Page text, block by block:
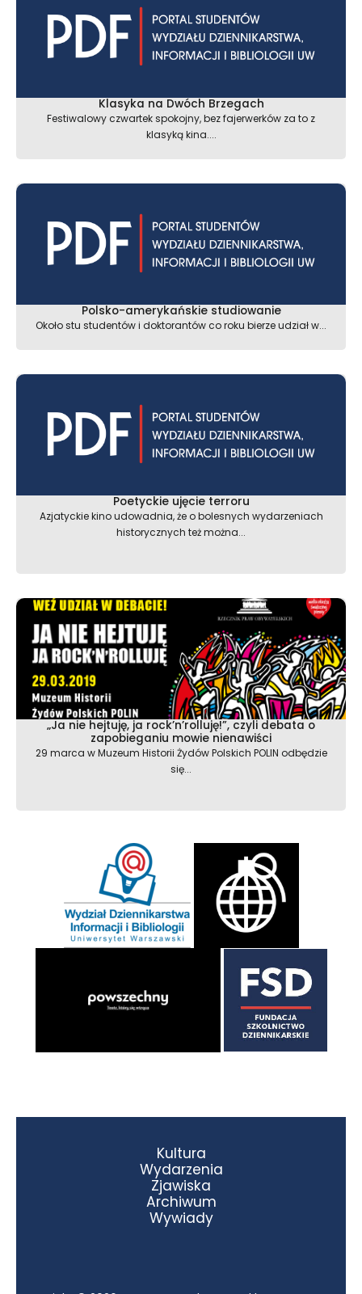
Klasyka na Dwóch Brzegach
Festiwalowy czwartek spokojny, bez fajerwerków za to z
klasyką kina....
Polsko-amerykańskie studiowanie
Około stu studentów i doktorantów co roku bierze udział w...
Poetyckie ujęcie terroru
Azjatyckie kino udowadnia, że o bolesnych wydarzeniach
historycznych też można...
„Ja nie hejtuję, ja rock’n’rolluję!”, czyli debata o
zapobieganiu mowie nienawiści
29 marca w Muzeum Historii Żydów Polskich POLIN odbędzie
się...
Kultura
Wydarzenia
Zjawiska
Archiwum
Wywiady